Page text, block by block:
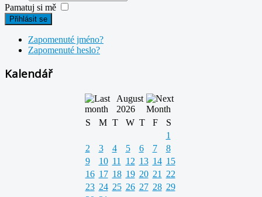
Pamatuj si mě
Přihlásit se
Zapomenuté jméno?
Zapomenuté heslo?
Kalendář
August
2026
S
M T W T F
S
1
2
3 4 5 6 7
8
9
10 11 12 13 14 15
16 17 18 19 20 21
22
23 24 25 26 27 28 29